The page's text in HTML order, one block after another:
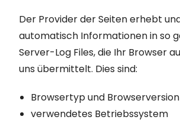
Der Provider der Seiten erhebt
automatisch Informationen in so
Server-Log Files, die Ihr Browser
uns übermittelt. Dies sind:
Browsertyp und Browserversion
verwendetes Betriebssystem